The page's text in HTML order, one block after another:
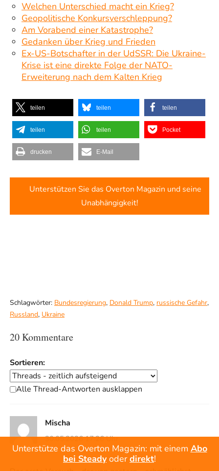
Welchen Unterschied macht ein Krieg?
Geopolitische Konkursverschleppung?
Am Vorabend einer Katastrophe?
Gedanken über Krieg und Frieden
Ex-US-Botschafter in der UdSSR: Die Ukraine-
Krise ist eine direkte Folge der NATO-
Erweiterung nach dem Kalten Krieg
teilen teilen teilen
teilen teilen Pocket
drucken E-Mail
Unterstützen Sie das Overton Magazin und seine
Unabhängigkeit!
Schlagwörter: Bundesregierung, Donald Trump, russische Gefahr,
Russland, Ukraine
20 Kommentare
Sortieren:
Alle Thread-Antworten ausklappen
Mischa
30.05.2026 17:26 Uhr
Unterstütze das Overton Magazin: mit einem Abo
bei Steady oderdirekt!